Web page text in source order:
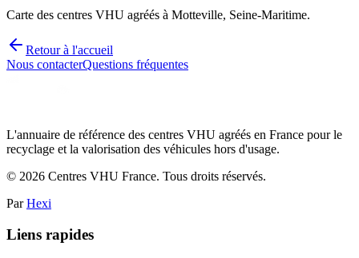
Carte des centres VHU agréés à Motteville, Seine-Maritime.
Retour à l'accueil
Nous contacterQuestions fréquentes
L'annuaire de référence des centres VHU agréés en France pour le
recyclage et la valorisation des véhicules hors d'usage.
© 2026 Centres VHU France. Tous droits réservés.
Par Hexi
Liens rapides